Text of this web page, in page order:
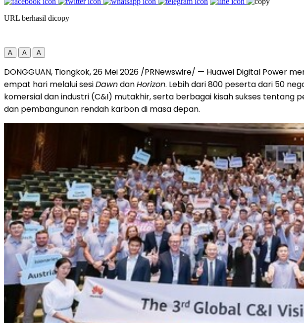
URL berhasil dicopy
A A A
DONGGUAN, Tiongkok, 26 Mei 2026 /PRNewswire/ — Huawei Digital Power
empat hari melalui sesiDawndanHorizon. Lebih dari 800 peserta dari 50
komersial dan industri (C&I) mutakhir, serta berbagai kisah sukses tentang
dan pembangunan rendah karbon di masa depan.